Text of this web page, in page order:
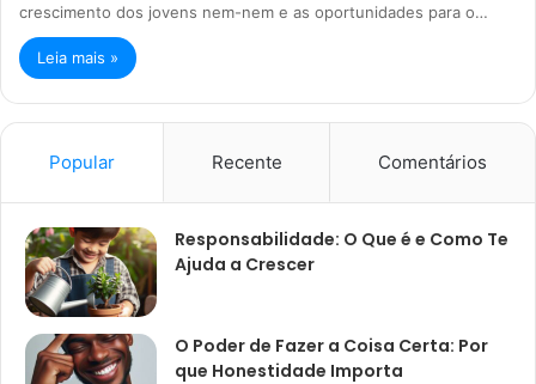
crescimento dos jovens nem-nem e as oportunidades para o…
Leia mais »
Popular Recente Comentários
Responsabilidade: O Que é e Como Te
Ajuda a Crescer
O Poder de Fazer a Coisa Certa: Por
que Honestidade Importa